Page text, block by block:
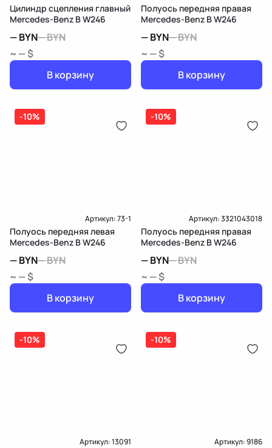
Цилиндр сцепления главный
Mercedes-Benz B W246
—BYN—BYN
~ — $
В корзину
Полуось передняя правая
Mercedes-Benz B W246
—BYN—BYN
~ — $
В корзину
-10%
Артикул:73-1
Полуось передняя левая
Mercedes-Benz B W246
—BYN—BYN
~ — $
В корзину
-10%
Артикул:3321043018
Полуось передняя правая
Mercedes-Benz B W246
—BYN—BYN
~ — $
В корзину
-10%
Артикул:13091
-10%
Артикул:9186